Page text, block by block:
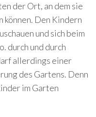
der Ort, an dem sie
können. Den Kindern
und sich beim
durch und durch
allerdings einer
des Gartens. Denn
im Garten